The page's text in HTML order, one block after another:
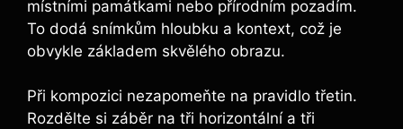
místními památkami⁢ nebo ⁢přírodním pozadím.
To dodá snímkům hloubku a kontext,‍ což ‌je
obvykle‌ základem skvělého obrazu.
Při kompozici nezapomeňte na pravidlo třetin.
Rozdělte si ‌záběr‍ na ‌tři horizontální ⁢a tři‌